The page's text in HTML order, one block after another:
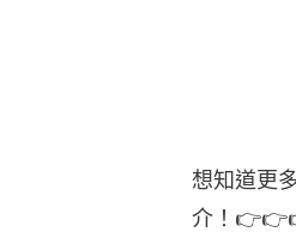
想知道更
介！